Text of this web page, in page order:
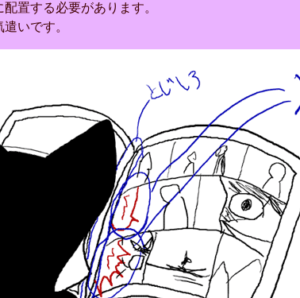
置する必要があります。
いです。